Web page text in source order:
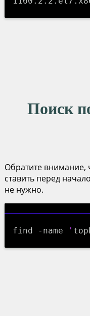
Поиск
Обратите внимание,
ставить перед
не нужно.
find -name '